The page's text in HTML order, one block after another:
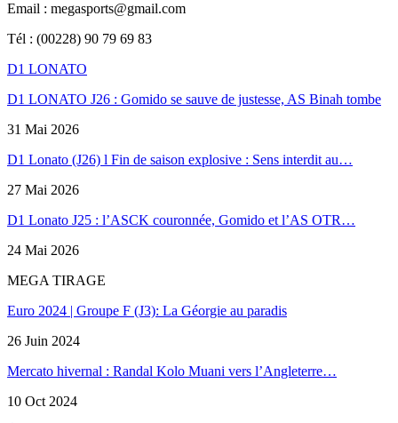
Email : megasports@gmail.com
Tél : (00228) 90 79 69 83
D1 LONATO
D1 LONATO J26 : Gomido se sauve de justesse, AS Binah tombe
31 Mai 2026
D1 Lonato (J26) l Fin de saison explosive : Sens interdit au…
27 Mai 2026
D1 Lonato J25 : l’ASCK couronnée, Gomido et l’AS OTR…
24 Mai 2026
MEGA TIRAGE
Euro 2024 | Groupe F (J3): La Géorgie au paradis
26 Juin 2024
Mercato hivernal : Randal Kolo Muani vers l’Angleterre…
10 Oct 2024